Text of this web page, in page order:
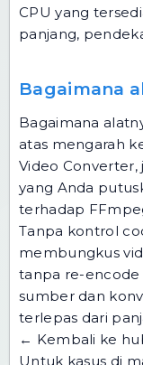
CPU yang
panjang,
Bagaimana
Bagaimana
atas mengarah
Video
yang Anda
terhadap
Tanpa kontrol
membungkus
tanpa re-
sumber dan
terlepas dari
← Kembali ke
Untuk kasus di